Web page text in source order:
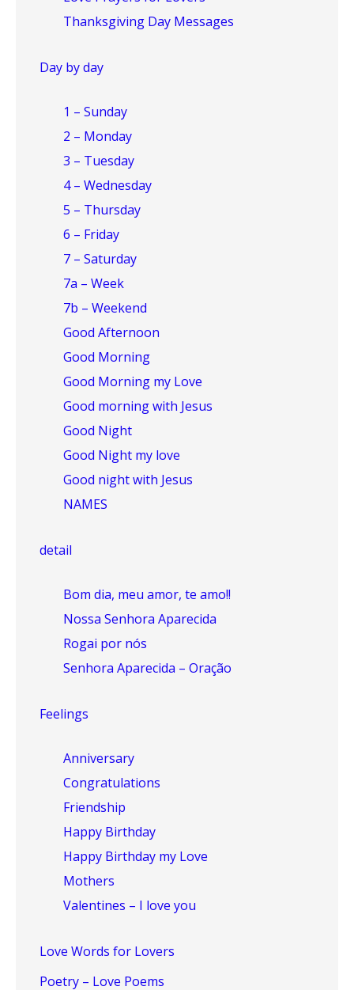
Thanksgiving Day Messages
Day by day
1 – Sunday
2 – Monday
3 – Tuesday
4 – Wednesday
5 – Thursday
6 – Friday
7 – Saturday
7a – Week
7b – Weekend
Good Afternoon
Good Morning
Good Morning my Love
Good morning with Jesus
Good Night
Good Night my love
Good night with Jesus
NAMES
detail
Bom dia, meu amor, te amo!!
Nossa Senhora Aparecida
Rogai por nós
Senhora Aparecida – Oração
Feelings
Anniversary
Congratulations
Friendship
Happy Birthday
Happy Birthday my Love
Mothers
Valentines – I love you
Love Words for Lovers
Poetry – Love Poems